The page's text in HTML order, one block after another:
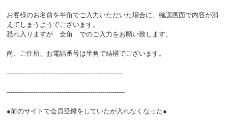
お客様のお名前を半角でご入力いただいた場合に、確認画面で内容が消
えてしまうようでございます。
恐れ入りますが 全角 でのご入力をお願い致します。
尚、ご住所、お電話番号は半角で結構でございます。
---------------------------------------------------------
----------------------------------------------------------
●前のサイトで会員登録をしていたが入れなくなった●